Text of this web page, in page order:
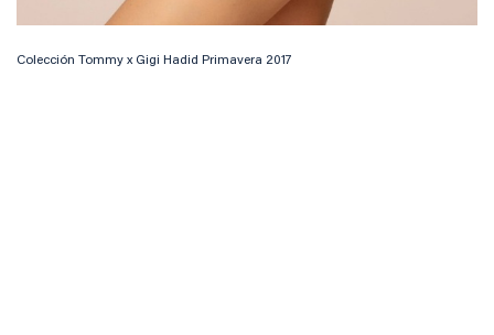
Colección Tommy x Gigi Hadid Primavera 2017